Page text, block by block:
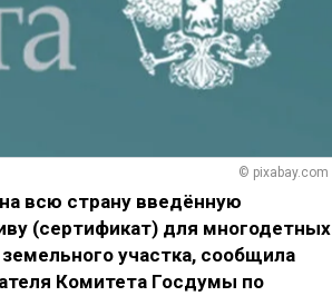
© pixabay.com
всю страну введённую
(сертификат) для многодетных
участка, сообщила
Комитета Госдумы по